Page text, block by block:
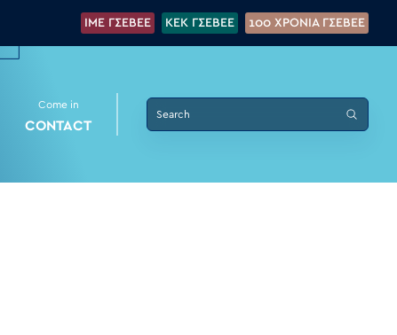
IME ΓΣΕΒΕΕ KEK ΓΣΕΒΕΕ 100 XPONIA ΓΣΕΒΕΕ
Come in
CONTACT